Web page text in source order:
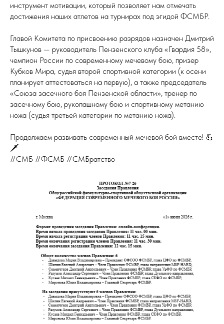
инструмент мотивации, который позволяет нам отмечать
достижения наших атлетов на турнирах под эгидой ФСМБР.
Главой Комитета по присвоению разрядов назначен Дмитрий
Тышкунов — руководитель Пензенского клуба «Гвардия 58»,
чемпион России по современному мечевому бою, призер
Кубков Мира, судья второй спортивной категории (к осени
планирует аттестоваться на первую), а также председатель
«Союза засечного боя Пензенской области», тренер по
засечному бою, рукопашному бою и спортивному метанию
ножа (судья третьей категории по метанию ножа).
Продолжаем развивать современный мечевой бой вместе! 💪
🗡
#СМБ #ФСМБ #СМБратство